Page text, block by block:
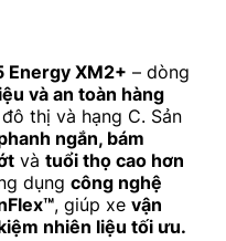
Energy XM2+ – dòng
và an toàn hàng
thị và hạng C. Sản
ngắn, bám
và tuổi thọ cao hơn
dụng công nghệ
, giúp xe vận
nhiên liệu tối ưu.